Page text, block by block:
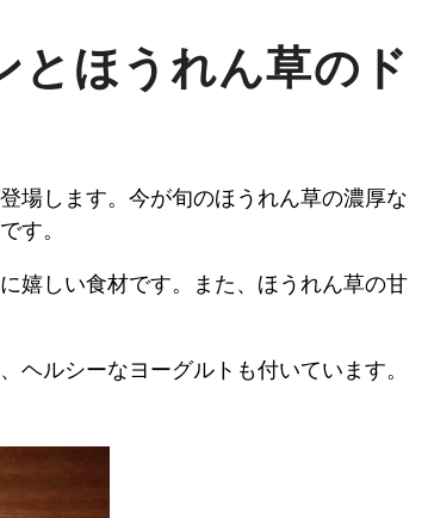
とほうれん草のド
場します。今が旬のほうれん草の濃厚な
す。
嬉しい食材です。また、ほうれん草の甘
ヘルシーなヨーグルトも付いています。